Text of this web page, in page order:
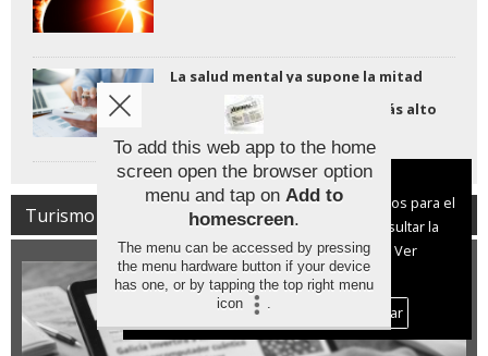
La salud mental ya supone la mitad
absentismo alcanza su nivel más alto
jamás registrado.
Turismo
Aviso sobre el Uso de cookies:
Utilizamos cookies nuestras y de terceros para el
funcionamiento del digital. Puedes consultar la
lista de cookies y como desconectarlas.
Ver
nuestra Política de Privacidad y Cookies
Aceptar Cookies
Personalizar
To add this web app to the home
screen open the browser option
menu and tap on Add to
homescreen.
The menu can be accessed by pressing
the menu hardware button if your device
has one, or by tapping the top right menu
icon
.